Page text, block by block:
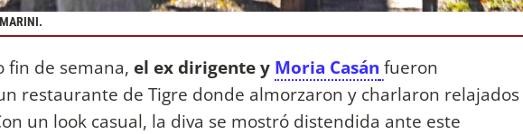
de semana, el ex dirigente y Moria Casán fueron
restaurante de Tigre donde almorzaron y charlaron relajados
un look casual, la diva se mostró distendida ante este